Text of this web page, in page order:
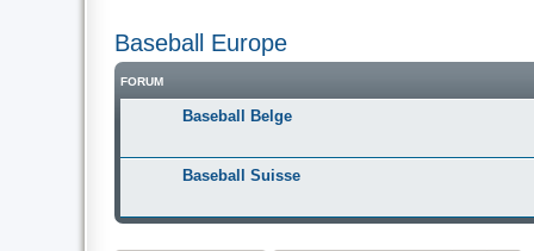
Baseball Europe
FORUM
Baseball Belge
Baseball Suisse